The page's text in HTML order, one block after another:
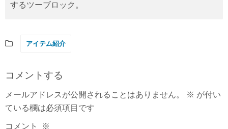
するツーブロック。
アイテム紹介
コメントする
メールアドレスが公開されることはありません。 ※ が付い
ている欄は必須項目です
コメント ※